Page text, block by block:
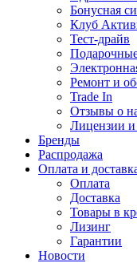
Бонусная
Клуб
Тест-драйв
Ремонт и
Trade In
Отзывы о
Лицензии
Бренды
Распродажа
Оплата и
Оплата
Доставка
Товары в
Лизинг
Гарантии
Новости